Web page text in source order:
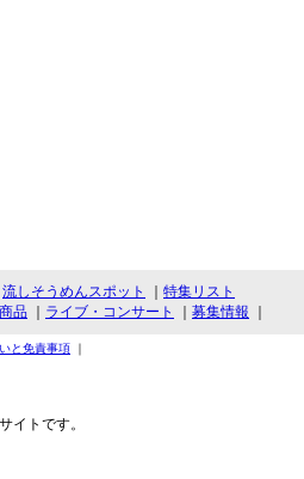
流しそうめんスポット
特集リスト
品 ライブ・コンサート 募集情報
と免責事項 ｜
イトです。